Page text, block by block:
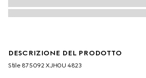
DESCRIZIONE DEL PRODOTTO
Stile ‎875092 XJH0U 4823